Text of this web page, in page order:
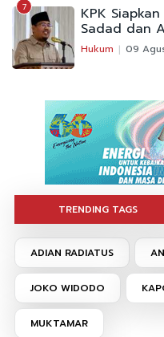
7 KPK
Sadad dan
Hukum 09
TRENDING TAGS
ADIAN RADIATUS
JOKO WIDODO
MUKTAMAR